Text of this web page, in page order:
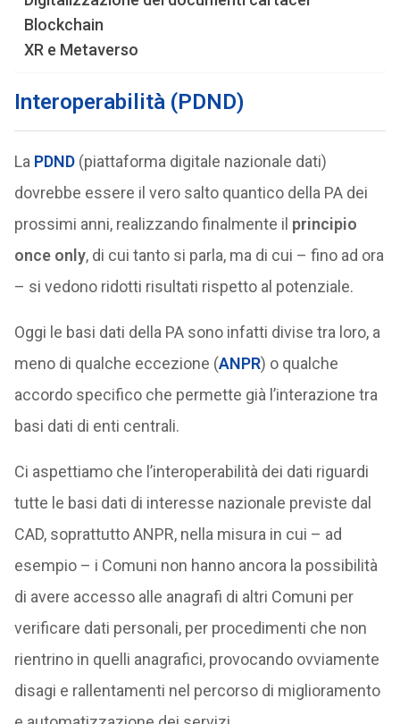
Blockchain
XR e Metaverso
Interoperabilità (PDND)
La PDND (piattaforma digitale nazionale dati)
dovrebbe essere il vero salto quantico della PA dei
prossimi anni, realizzando finalmente il principio
once only, di cui tanto si parla, ma di cui – fino ad ora
– si vedono ridotti risultati rispetto al potenziale.
Oggi le basi dati della PA sono infatti divise tra loro, a
meno di qualche eccezione (ANPR) o qualche
accordo specifico che permette già l’interazione tra
basi dati di enti centrali.
Ci aspettiamo che l’interoperabilità dei dati riguardi
tutte le basi dati di interesse nazionale previste dal
CAD, soprattutto ANPR, nella misura in cui – ad
esempio – i Comuni non hanno ancora la possibilità
di avere accesso alle anagrafi di altri Comuni per
verificare dati personali, per procedimenti che non
rientrino in quelli anagrafici, provocando ovviamente
disagi e rallentamenti nel percorso di miglioramento